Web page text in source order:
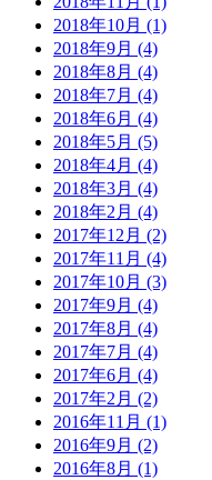
2018年10月 (1)
2018年9月 (4)
2018年8月 (4)
2018年7月 (4)
2018年6月 (4)
2018年5月 (5)
2018年4月 (4)
2018年3月 (4)
2018年2月 (4)
2017年12月 (2)
2017年11月 (4)
2017年10月 (3)
2017年9月 (4)
2017年8月 (4)
2017年7月 (4)
2017年6月 (4)
2017年2月 (2)
2016年11月 (1)
2016年9月 (2)
2016年8月 (1)